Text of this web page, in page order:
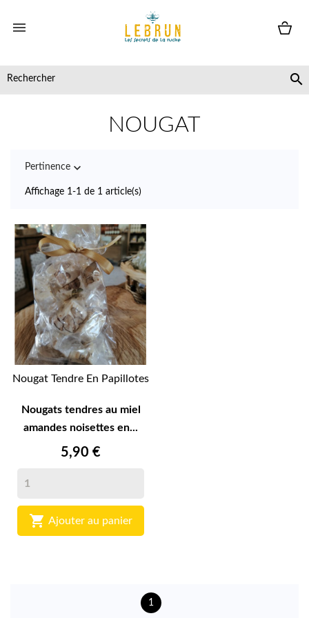


NOUGAT
Pertinence 
Affichage 1-1 de 1 article(s)
Nougat Tendre En Papillotes
Nougats tendres au miel
amandes noisettes en...
5,90 €
 Ajouter au panier
1